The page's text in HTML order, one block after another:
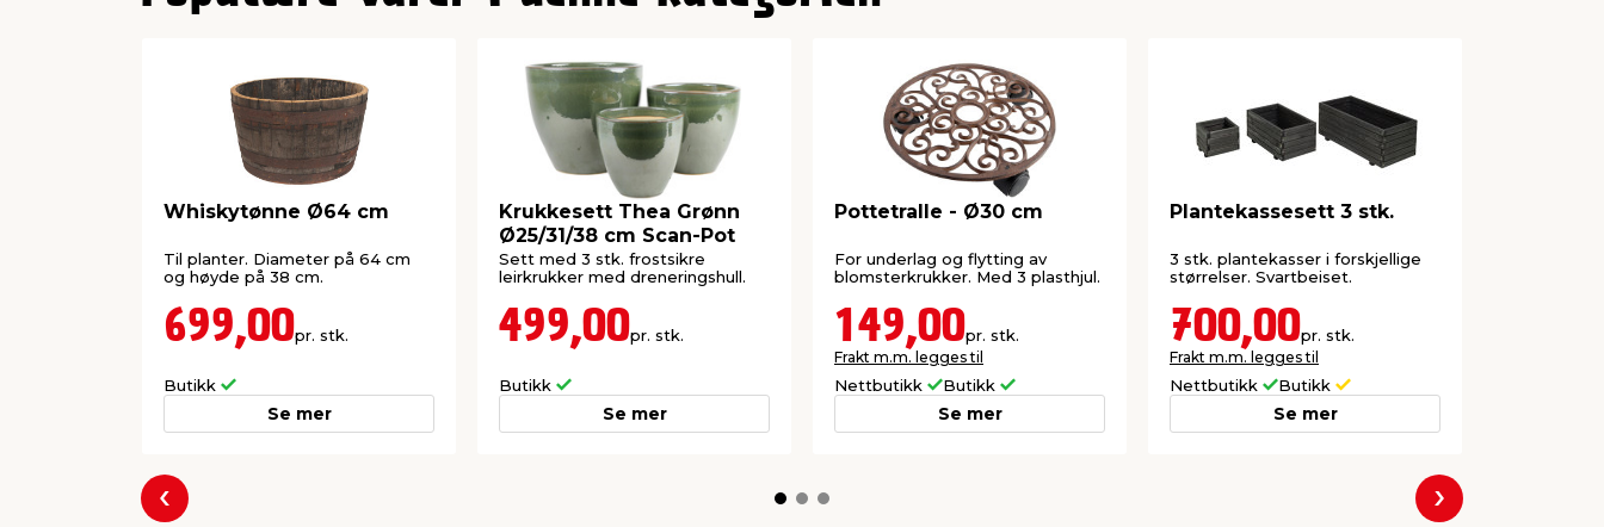
3
Whiskytønne Ø64 cm
Til planter. Diameter på 64 cm
og høyde på 38 cm.
699,00pr. stk.
Butikk
Se mer
Krukkesett Thea Grønn
Ø25/31/38 cm Scan-Pot
Sett med 3 stk. frostsikre
leirkrukker med dreneringshull.
499,00pr. stk.
Butikk
Se mer
Pottetralle - Ø30 cm
For underlag og flytting av
blomsterkrukker. Med 3 plasthjul.
149,00pr. stk.
Frakt m.m. legges til
Nettbutikk Butikk
Se mer
Plantekassesett 3 stk.
3 stk. plantekasser i forskjellige
størrelser. Svartbeiset.
700,00pr. stk.
Frakt m.m. legges til
Nettbutikk Butikk
Se mer
Forrige Neste